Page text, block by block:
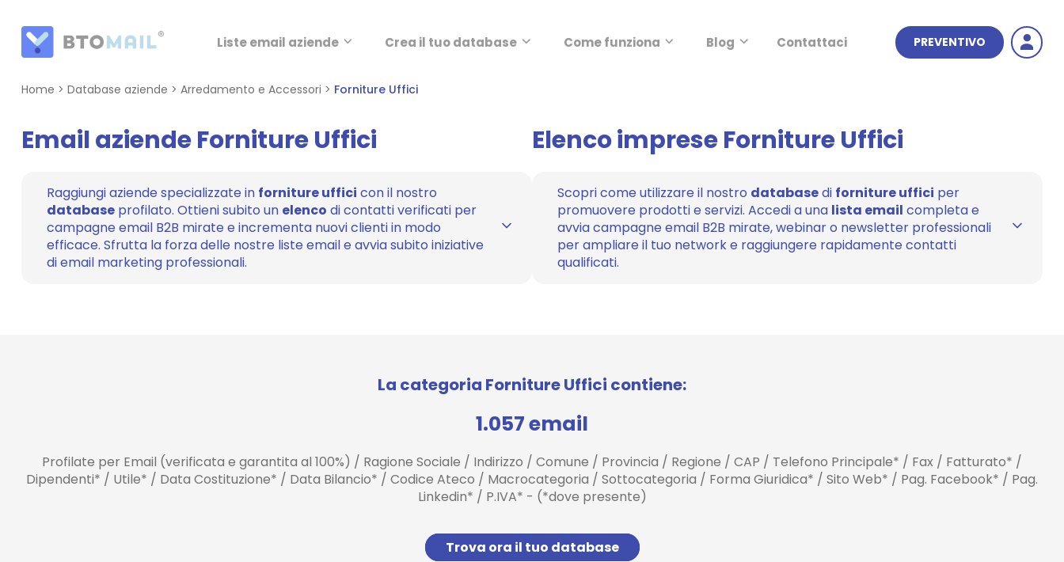
Liste email aziende Crea il tuo database Come funziona Blog Contattaci PREVENTIVO
Home > Database aziende > Arredamento e Accessori > Forniture Uffici
Email aziende Forniture Uffici
Raggiungi aziende specializzate in forniture uffici con il nostro
database profilato. Ottieni subito un elenco di contatti verificati per
campagne email B2B mirate e incrementa nuovi clienti in modo
efficace. Sfrutta la forza delle nostre liste email e avvia subito iniziative
di email marketing professionali.
Elenco imprese Forniture Uffici
Scopri come utilizzare il nostro databasedi forniture uffici per
promuovere prodotti e servizi. Accedi a una lista email completa e
avvia campagne email B2B mirate, webinar o newsletter professionali
per ampliare il tuo network e raggiungere rapidamente contatti
qualificati.
La categoria Forniture Uffici contiene:
1.057 email
Profilate per Email (verificata e garantita al 100%) / Ragione Sociale / Indirizzo / Comune / Provincia / Regione / CAP / Telefono Principale* / Fax / Fatturato* /
Dipendenti* / Utile* / Data Costituzione* / Data Bilancio* / Codice Ateco / Macrocategoria / Sottocategoria / Forma Giuridica* / Sito Web* / Pag. Facebook* / Pag.
Linkedin* / P.IVA* - (*dove presente)
Trova ora il tuo database